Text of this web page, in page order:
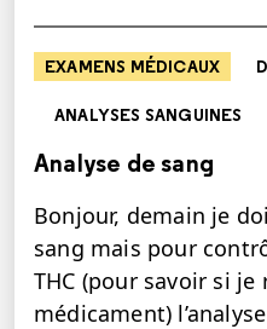
EXAMENS MÉDICAUX
ANALYSES SANGUINES
Analyse de sang
Bonjour, demain je
sang mais pour
THC (pour savoir si je
médicament)